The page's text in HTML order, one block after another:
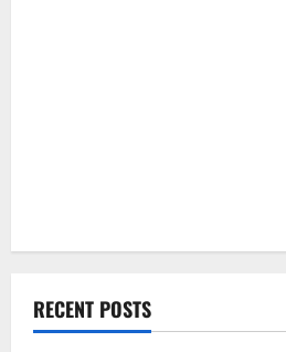
RECENT POSTS